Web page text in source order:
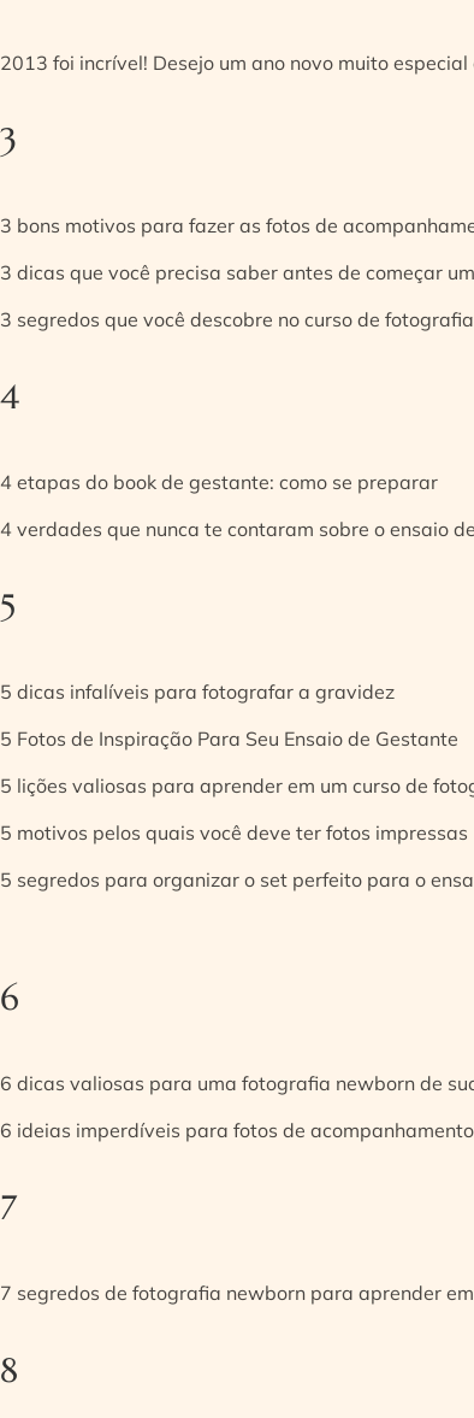
2013 foi incrível! Desejo um ano novo muito especial
3
3 bons motivos para fazer as fotos de
3 dicas que você precisa saber antes de começar
3 segredos que você descobre no curso de
4
4 etapas do book de gestante: como se preparar
4 verdades que nunca te contaram sobre o ensaio
5
5 dicas infalíveis para fotografar a gravidez
5 Fotos de Inspiração Para Seu Ensaio de Gestante
5 lições valiosas para aprender em um curso de
5 motivos pelos quais você deve ter fotos impressas
5 segredos para organizar o set perfeito para o
6
6 dicas valiosas para uma fotografia newborn de
6 ideias imperdíveis para fotos de
7
7 segredos de fotografia newborn para aprender
8